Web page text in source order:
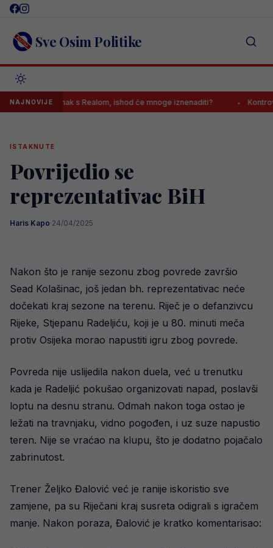
Skip
content Sve Osim Politike
NAJNOVIJE
sastanak s Realom, ishod će mnoge iznenaditi? Kontroverzni
ISTAKNUTE
Povrijedio se
reprezentativac BiH
Haris Kapo·24/04/2025
Nakon što je ranije sezonu zbog povrede završio
Sead Kolašinac, još jedan bh. reprezentativac neće
dočekati kraj sezone na terenu. Riječ je o defanzivcu
Rijeke, Stjepanu Radeljiću, koji je u 80. minuti meča
protiv Osijeka morao napustiti igru zbog povrede.
Povreda nije uslijedila nakon duela, već u trenutku
kada je Radeljić pokušao organizovati napad, poslavši
loptu na desnu stranu. Odmah nakon toga ostao je
ležati na travnjaku, vidno pogođen, i uz suze napustio
teren. Nije se vraćao na klupu, što je dodatno pojačalo
zabrinutost.
Trener Željko Đalović već je ranije iskoristio sve
zamjene, pa su Riječani kraj susreta odigrali s igračem
manje. Nakon poraza, Đalović je kratko komentarisao: